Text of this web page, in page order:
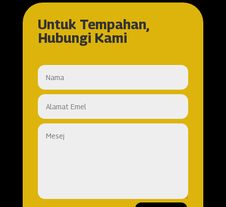
Untuk Tempahan,
Hubungi Kami